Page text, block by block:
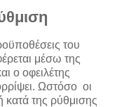
του
μέσω της
ο οφειλέτης
Ωστόσο οι
της ρύθμισης